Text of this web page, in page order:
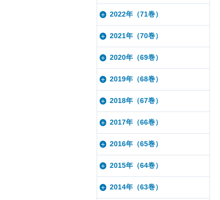
2022年（71巻）
2021年（70巻）
2020年（69巻）
2019年（68巻）
2018年（67巻）
2017年（66巻）
2016年（65巻）
2015年（64巻）
2014年（63巻）